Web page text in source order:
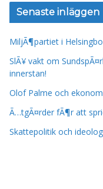
Senaste inläggen
MiljÃ¶partiet i
SlÃ¥ vakt om
innerstan!
Olof Palme och
Ã…tgÃ¤rder fÃ¶r att
Skattepolitik och